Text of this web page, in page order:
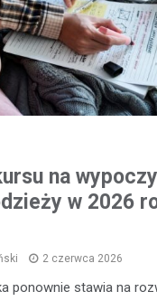
na
w 2026
2 czerwca 2026
ponownie stawia na